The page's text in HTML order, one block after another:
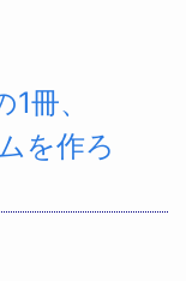
冊、
を作ろ